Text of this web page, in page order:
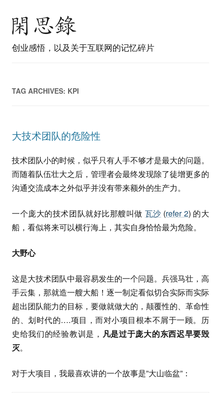
创业感悟，以及关于互联网的记忆碎片
TAG ARCHIVES: KPI
大技术团队的危险性
技术团队小的时候，似乎只有人手不够才是最大的问题。
而随着队伍壮大之后，管理者会最终发现除了徒增更多的
沟通交流成本之外似乎并没有带来额外的生产力。
一个庞大的技术团队就好比那艘叫做 瓦沙 (refer 2) 的大
船，看似将来可以横行海上，其实自身恰恰最为危险。
大野心
这是大技术团队中最容易发生的一个问题。兵强马壮，高
手云集，那就造一艘大船！逐一制定看似切合实际而实际
超出团队能力的目标，要做就做大的，颠覆性的、革命性
的、划时代的….项目，而对小项目根本不屑于一顾。历
史给我们的经验教训是， 凡是过于庞大的东西迟早要毁
灭。
对于大项目，我最喜欢讲的一个故事是”大山临盆”：